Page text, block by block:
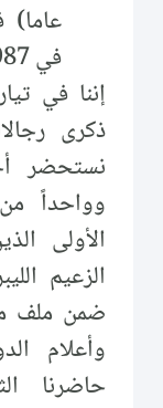
عاما)
في 1987م ودُفن في أحد مساجدها.
إننا في
ذكرى
نستحضر
وواحداً
الأولى
الزعيم
ضمن ملف
وأعلام
حاضرنا